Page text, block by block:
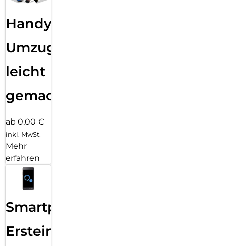
Handy
Umzug
leicht
gemacht!
ab 0,00 €
inkl. MwSt.
Mehr
erfahren
Smartphone
Ersteinrichtung